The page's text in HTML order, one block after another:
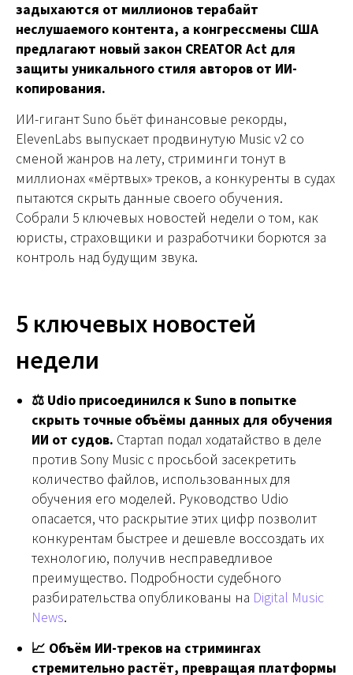
задыхаются от миллионов терабайт
неслушаемого контента, а конгрессмены США
предлагают новый закон CREATOR Act для
защиты уникального стиля авторов от ИИ-
копирования.
ИИ-гигант Suno бьёт финансовые рекорды,
ElevenLabs выпускает продвинутую Music v2 со
сменой жанров на лету, стриминги тонут в
миллионах «мёртвых» треков, а конкуренты в судах
пытаются скрыть данные своего обучения.
Собрали 5 ключевых новостей недели о том, как
юристы, страховщики и разработчики борются за
контроль над будущим звука.
5 ключевых новостей
недели
⚖️ Udio присоединился к Suno в попытке
скрыть точные объёмы данных для обучения
ИИ от судов. Стартап подал ходатайство в деле
против Sony Music с просьбой засекретить
количество файлов, использованных для
обучения его моделей. Руководство Udio
опасается, что раскрытие этих цифр позволит
конкурентам быстрее и дешевле воссоздать их
технологию, получив несправедливое
преимущество. Подробности судебного
разбирательства опубликованы на Digital Music
News.
📈 Объём ИИ-треков на стримингах
стремительно растёт, превращая платформы